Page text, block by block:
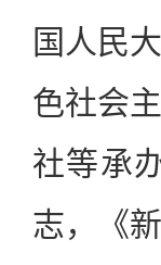
国人民
色社会
社等承
志，《